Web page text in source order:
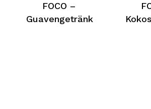
FOCO –
Guavengetränk